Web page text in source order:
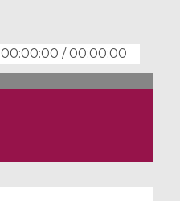
00:00:00 /00:00:00